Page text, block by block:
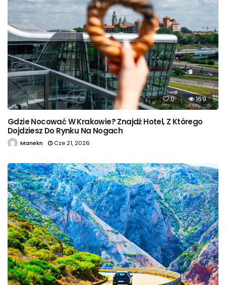
0 169
Gdzie Nocować W Krakowie? Znajdź Hotel, Z Którego
Dojdziesz Do Rynku Na Nogach
Manekn Cze 21, 2026